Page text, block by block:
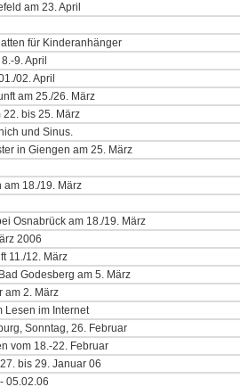
am 23. April
für Kinderanhänger
9. April
02. April
am 25./26. März
22. bis 25. März
und Sinus.
in Giengen am 25. März
am 18./19. März
Osnabrück am 18./19. März
2006
11./12. März
Godesberg am 5. März
am 2. März
Lesen im Internet
Sonntag, 26. Februar
vom 18.-22. Februar
bis 29. Januar 06
05.02.06